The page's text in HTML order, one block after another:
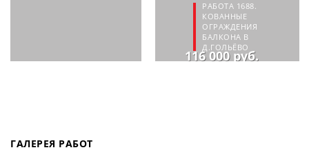
РАБОТА 1688.
КОВАННЫЕ
ОГРАЖДЕНИЯ
БАЛКОНА В
Д.ГОЛЬЁВО
116 000 руб.
ГАЛЕРЕЯ РАБОТ